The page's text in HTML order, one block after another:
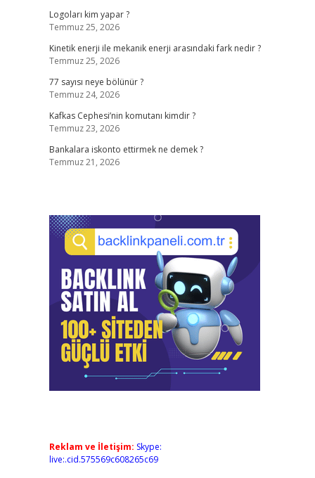
Logoları kim yapar ?
Temmuz 25, 2026
Kinetik enerji ile mekanik enerji arasındaki fark nedir ?
Temmuz 25, 2026
77 sayısı neye bölünür ?
Temmuz 24, 2026
Kafkas Cephesi’nin komutanı kimdir ?
Temmuz 23, 2026
Bankalara iskonto ettirmek ne demek ?
Temmuz 21, 2026
Reklam ve İletişim: Skype:
live:.cid.575569c608265c69